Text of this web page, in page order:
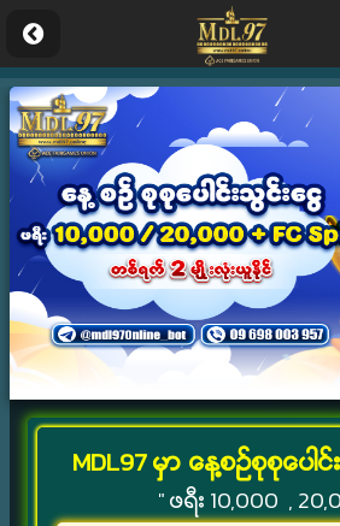
MDL97 မွာ ေန႔စဥ္စုစုေပါင္
" ဖရီး 10,000 ,